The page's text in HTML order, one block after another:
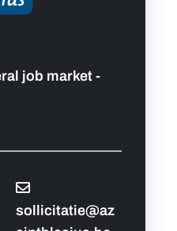
job market -
sollicitatie@az